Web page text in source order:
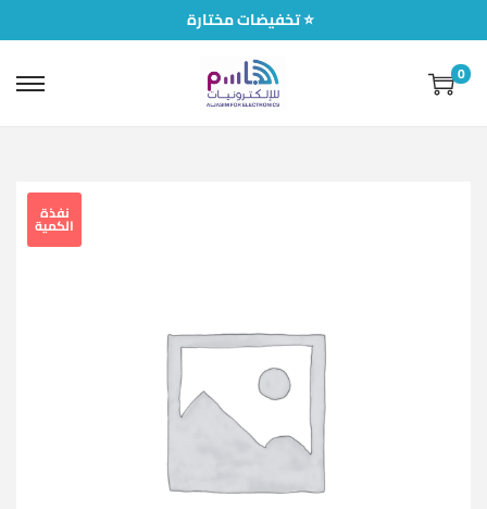
تخفيضات مختارة ⭐
0
نفذة
الكمية